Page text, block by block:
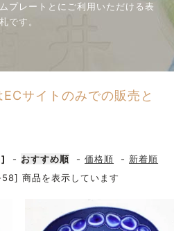
プレートとにご利用いただける表
札です。
サイトのみでの販売と
- おすすめ順 -価格順 - 新着順
商品を表示しています